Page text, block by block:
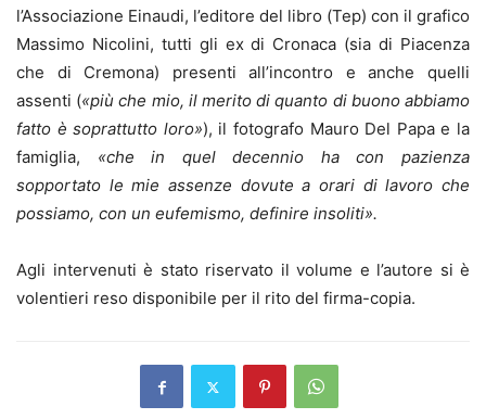
l’Associazione Einaudi, l’editore del libro (Tep) con il grafico
Massimo Nicolini, tutti gli ex di Cronaca (sia di Piacenza
che di Cremona) presenti all’incontro e anche quelli
assenti («più che mio, il merito di quanto di buono abbiamo
fatto è soprattutto loro»), il fotografo Mauro Del Papa e la
famiglia, «che in quel decennio ha con pazienza
sopportato le mie assenze dovute a orari di lavoro che
possiamo, con un eufemismo, definire insoliti».
Agli intervenuti è stato riservato il volume e l’autore si è
volentieri reso disponibile per il rito del firma-copia.